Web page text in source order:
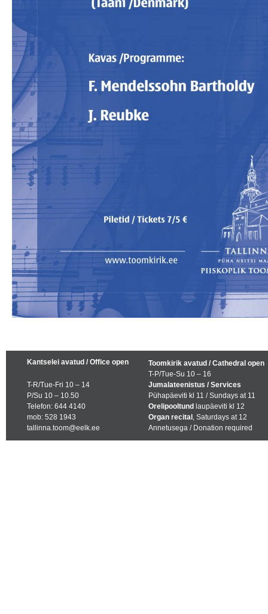
Kantselei avatud / Office open
T-R/Tue-Fri 10 – 14
P/Su 10 – 10.50
Telefon: 644 4140
mob: 528 1943
tallinna.toom@eelk.ee
Toomkirik avatud / Cathedral open
T-P/Tue-Su 10 – 16
Jumalateenistus / Services
Pühapäeviti kl 11 / Sundays at 11
Orelipooltund laupäeviti kl 12
Organ recital , Saturdays at 12
Annetusega / Donation required